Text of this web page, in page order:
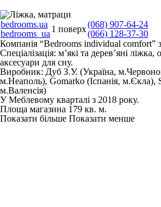
bedrooms.ua
bedrooms_ua 1 поверх(068) 907-64-24
(066) 128-37-30
Компанія “Bedrooms individual comfort”
Спеціалізація: м’які та дерев’яні
аксесуари для сну.
Виробник: Дуб З.У. (Україна,
м.Неаполь), Gomarko (Іспанія, м.Єкла),
м.Валенсія)
У Меблевому кварталі з 2018 року.
Площа магазина 179 кв. м.
Показати більше Показати менше